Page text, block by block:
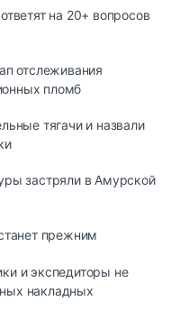
на 20+ вопросов
отслеживания
пломб
тягачи и назвали
застряли в Амурской
прежним
и экспедиторы не
накладных